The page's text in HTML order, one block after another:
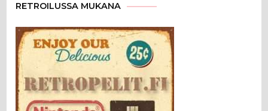
RETROILUSSA MUKANA